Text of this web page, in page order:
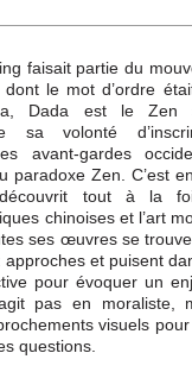
faisait partie du
dont le mot d’ordre
Dada est le Zen
sa volonté
avant-gardes
paradoxe Zen. C’est
découvrit tout à la
chinoises et l’art
ses œuvres se
et puisent
pour évoquer un
pas en moraliste,
visuels
questions.